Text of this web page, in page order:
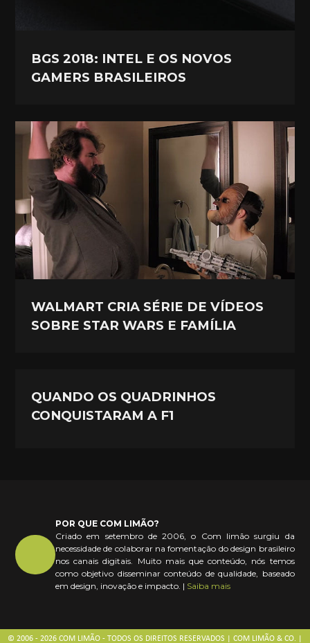
BGS 2018: INTEL E OS NOVOS
GAMERS BRASILEIROS
WALMART CRIA SÉRIE DE VÍDEOS
SOBRE STAR WARS E FAMÍLIA
QUANDO OS QUADRINHOS
CONQUISTARAM A F1
POR QUE COM LIMÃO?
Criado em setembro de 2006, o Com limão surgiu da
necessidade de colaborar na fomentação do design brasileiro
nos canais digitais. Muito mais que conteúdo, nós temos
como objetivo disseminar conteúdo de qualidade, baseado
em design, inovação e impacto. | Saiba mais
© 2006 - 2026 COM LIMÃO - TODOS OS DIREITOS RESERVADOS | COM LIMÃO & CO. |